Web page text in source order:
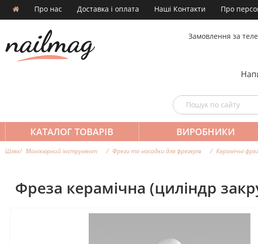
Про нас Доставка і оплата Наші Контакти Про
Замовлення за
КАТАЛОГ ТОВАРІВ ВИРОБНИКИ
Шлях Манікюрний інструмент Фрези та насадки для фрезерiв Керамічні
Фреза керамічна (циліндр